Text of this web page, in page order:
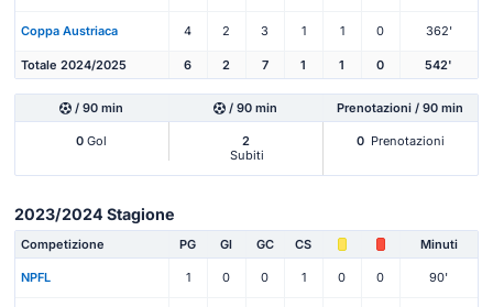
Coppa Austriaca 4 2 3 1 1 0 362'
Totale 2024/2025 6 2 7 1 1 0 542'
/ 90 min / 90 min Prenotazioni / 90 min
0 Gol
2
Subiti
0 Prenotazioni
2023/2024 Stagione
Competizione PG Gl GC CS Minuti
NPFL 1 0 0 1 0 0 90'